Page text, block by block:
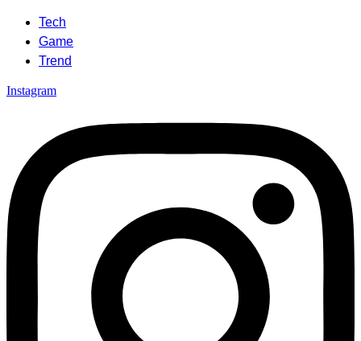
Tech
Game
Trend
Instagram